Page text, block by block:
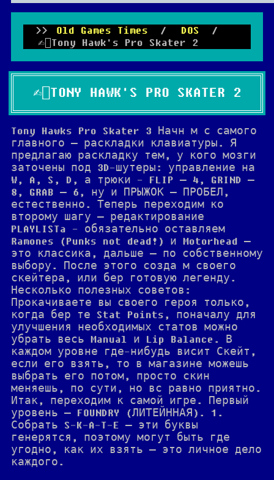
Old Games Times / DOS
/
✍🏻Tony Hawk's Pro Skater 2
✍🏻TONY HAWK'S PRO SKATER 2
Tony Hawks Pro Skater 3 Начн м с самого
главного — раскладки клавиатуры. Я
предлагаю раскладку тем, у кого мозги
заточены под 3D-шутеры: управление на
W, A, S, D, а трюки - FLIP — 4, GRIND —
8, GRAB — 6, ну и ПРЫЖОК — ПРОБЕЛ,
естественно. Теперь переходим ко
второму шагу — редактирование
PLAYLISTa - обязательно оставляем
Ramones (Punks not dead!) и Motorhead —
это классика, дальше — по собственному
выбору. После этого созда м своего
скейтера, или бер готовую легенду.
Несколько полезных советов:
Прокачиваете вы своего героя только,
когда бер те Stat Points, поначалу для
улучшения необходимых статов можно
убрать весь Manual и Lip Balance. В
каждом уровне где-нибудь висит Скейт,
если его взять, то в магазине можешь
выбрать его потом, просто скин
меняешь, по сути, но вс равно приятно.
Итак, переходим к самой игре. Первый
уровень — FOUNDRY (ЛИТЕЙННАЯ). 1.
Собрать S-K-A-T-E — эти буквы
генерятся, поэтому могут быть где
угодно, как их взять — это личное дело
каждого.